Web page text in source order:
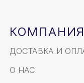
КОМПАНИЯ
ДОСТАВКА И
О НАС